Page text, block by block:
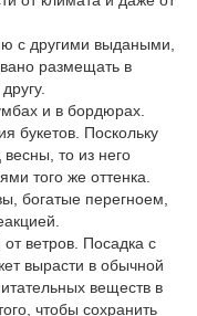
с другими выдаными,
размещать в
и в бордюрах.
букетов. Поскольку
то из него
того же оттенка.
богатые перегноем,
ветров. Посадка с
вырасти в обычной
веществ в
чтобы сохранить